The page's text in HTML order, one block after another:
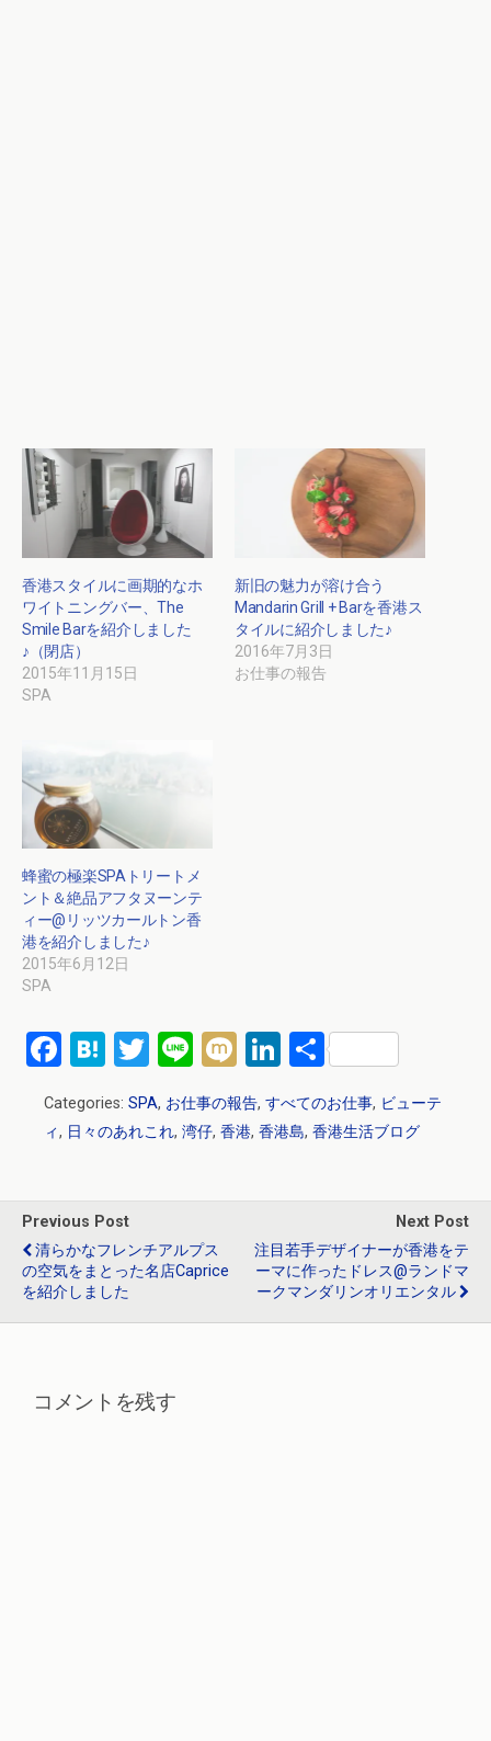
香港スタイルに画期的なホ
ワイトニングバー、The
Smile Barを紹介しました
♪（閉店）
2015年11月15日
SPA
新旧の魅力が溶け合う
Mandarin Grill + Barを香港ス
タイルに紹介しました♪
2016年7月3日
お仕事の報告
蜂蜜の極楽SPAトリートメ
ント＆絶品アフタヌーンテ
ィー@リッツカールトン香
港を紹介しました♪
2015年6月12日
SPA
F
ce
o
o
k
H
e
n
a
T
tt
Li
n
e
M
ixi
Li
ke
n
共
Categories: SPA, お仕事の報告, すべてのお仕事, ビューテ
ィ, 日々のあれこれ, 湾仔, 香港, 香港島, 香港生活ブログ
Previous Post
清らかなフレンチアルプス
の空気をまとった名店Caprice
を紹介しました
Next Post
注目若手デザイナーが香港をテ
ーマに作ったドレス@ランドマ
ークマンダリンオリエンタル
コメントを残す